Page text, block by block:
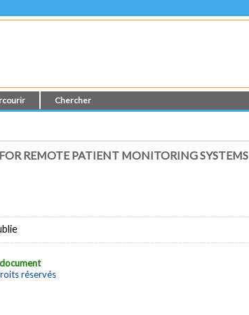
Chercher
REMOTE PATIENT MONITORING SYSTEMS
réservés